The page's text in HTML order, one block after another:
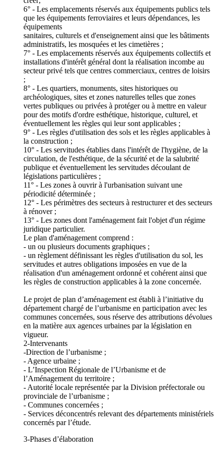
6° - Les emplacements réservés aux équipements publics tels
que les équipements ferroviaires et leurs dépendances, les
équipements
sanitaires, culturels et d'enseignement ainsi que les bâtiments
administratifs, les mosquées et les cimetières ;
7° - Les emplacements réservés aux équipements collectifs et
installations d'intérêt général dont la réalisation incombe au
secteur privé tels que centres commerciaux, centres de loisirs
;
8° - Les quartiers, monuments, sites historiques ou
archéologiques, sites et zones naturelles telles que zones
vertes publiques ou privées à protéger ou à mettre en valeur
pour des motifs d'ordre esthétique, historique, culturel, et
éventuellement les règles qui leur sont applicables ;
9° - Les règles d'utilisation des sols et les règles applicables à
la construction ;
10° - Les servitudes établies dans l'intérêt de l'hygiène, de la
circulation, de l'esthétique, de la sécurité et de la salubrité
publique et éventuellement les servitudes découlant de
législations particulières ;
11° - Les zones à ouvrir à l'urbanisation suivant une
périodicité déterminée ;
12° - Les périmètres des secteurs à restructurer et des secteurs
à rénover ;
13° - Les zones dont l'aménagement fait l'objet d'un régime
juridique particulier.
Le plan d'aménagement comprend :
- un ou plusieurs documents graphiques ;
- un règlement définissant les règles d'utilisation du sol, les
servitudes et autres obligations imposées en vue de la
réalisation d'un aménagement ordonné et cohérent ainsi que
les règles de construction applicables à la zone concernée.
Le projet de plan d’aménagement est établi à l’initiative du
département chargé de l’urbanisme en participation avec les
communes concernées, sous réserve des attributions dévolues
en la matière aux agences urbaines par la législation en
vigueur.
2-Intervenants
-Direction de l’urbanisme ;
- Agence urbaine ;
- L’Inspection Régionale de l’Urbanisme et de
l’Aménagement du territoire ;
- Autorité locale représentée par la Division préfectorale ou
provinciale de l’urbanisme ;
- Communes concernées ;
- Services déconcentrés relevant des départements ministériels
concernés par l’étude.
3-Phases d’élaboration